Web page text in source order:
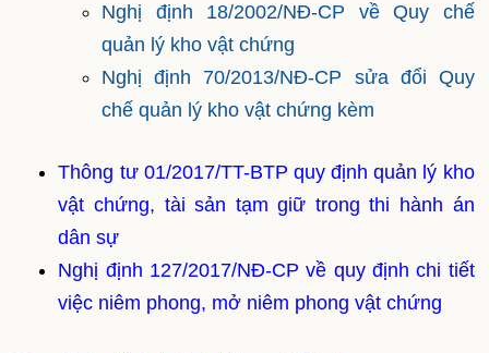
Nghị định 18/2002/NĐ-CP về Quy chế
quản lý kho vật chứng
Nghị định 70/2013/NĐ-CP sửa đổi Quy
chế quản lý kho vật chứng kèm
Thông tư 01/2017/TT-BTP quy định quản lý kho
vật chứng, tài sản tạm giữ trong thi hành án
dân sự
Nghị định 127/2017/NĐ-CP về quy định chi tiết
việc niêm phong, mở niêm phong vật chứng